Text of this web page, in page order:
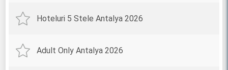
Hoteluri 5 Stele Antalya 2026
Adult Only Antalya 2026